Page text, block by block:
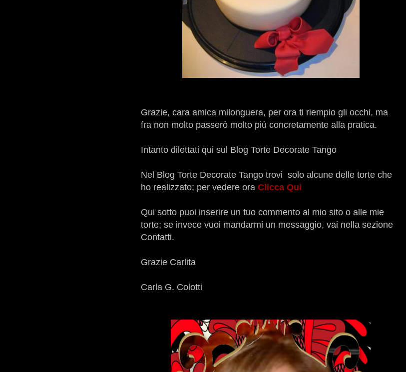
Grazie, cara amica milonguera, per ora ti riempio gli occhi, ma
fra non molto passerò molto più concretamente alla pratica.
Intanto dilettati qui sul Blog Torte Decorate Tango
Nel Blog Torte Decorate Tango trovi solo alcune delle torte che
ho realizzato; per vedere ora Clicca Qui
Qui sotto puoi inserire un tuo commento al mio sito o alle mie
torte; se invece vuoi mandarmi un messaggio, vai nella sezione
Contatti.
Grazie Carlita
Carla G. Colotti